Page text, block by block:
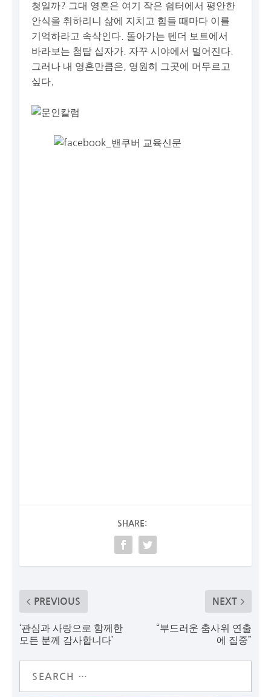
청일까? 그대 영혼은 여기 작은 쉼터에서 평안한
안식을 취하리니 삶에 지치고 힘들 때마다 이를
기억하라고 속삭인다. 돌아가는 텐더 보트에서
바라보는 첨탑 십자가. 자꾸 시야에서 멀어진다.
그러나 내 영혼만큼은, 영원히 그곳에 머무르고
싶다.
SHARE:
PREVIOUS
‘관심과 사랑으로 함께한
모든 분께 감사합니다’
NEXT
“부드러운 춤사위 연출
에 집중”